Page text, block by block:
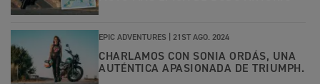
EPIC ADVENTURES | 21ST AGO. 2024
CHARLAMOS CON SONIA ORDÁS, UNA
AUTÉNTICA APASIONADA DE TRIUMPH.